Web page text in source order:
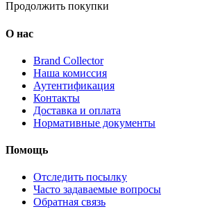
Продолжить покупки
О нас
Brand Collector
Наша комиссия
Аутентификация
Контакты
Доставка и оплата
Нормативные документы
Помощь
Отследить посылку
Часто задаваемые вопросы
Обратная связь